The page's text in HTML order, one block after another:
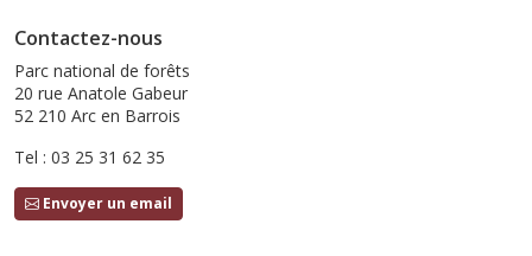
Contactez-nous
Parc national de forêts
20 rue Anatole Gabeur
52 210 Arc en Barrois
Tel : 03 25 31 62 35
Envoyer un email